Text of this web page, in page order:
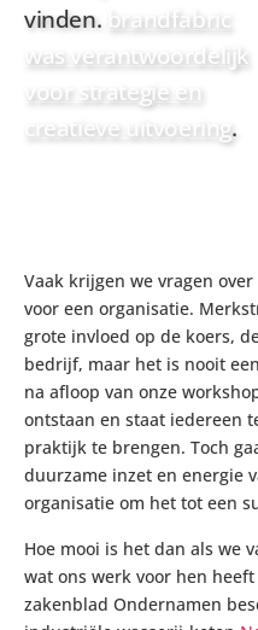
vinden. brandfabric
was verantwoordelijk
voor strategie en
creatieve uitvoering.
Vaak krijgen we vragen
voor een organisatie.
grote invloed op de koers,
bedrijf, maar het is nooit
na afloop van onze
ontstaan en staat iedereen
praktijk te brengen. Toch
duurzame inzet en energie
organisatie om het tot een
Hoe mooi is het dan als we
wat ons werk voor hen
zakenblad Ondernamen